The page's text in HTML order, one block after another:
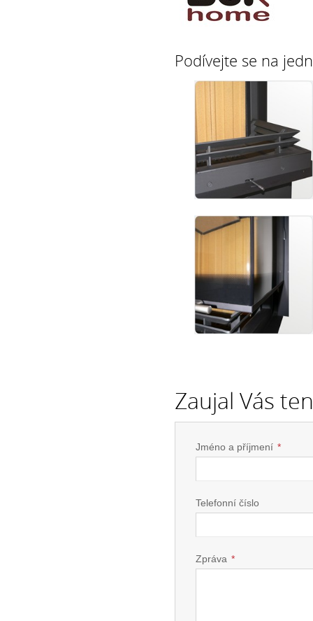
Podívejte se na
Zaujal Vás
Jméno a příjmení *
Telefonní číslo
Zpráva *